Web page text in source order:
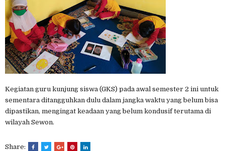
Kegiatan guru kunjung siswa (GKS) pada awal semester 2 ini untuk
sementara ditangguhkan dulu dalam jangka waktu yang belum bisa
dipastikan, mengingat keadaan yang belum kondusif terutama di
wilayah Sewon.
Share: